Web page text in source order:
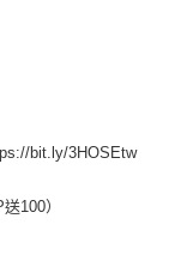
bit.ly/3HOSEtw
100）